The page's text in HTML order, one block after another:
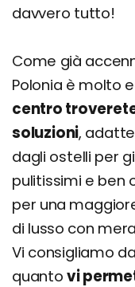
davvero tutto!
Come già
Polonia è molto
centro
soluzioni,
dagli ostelli per
pulitissimi e ben
per una
di lusso con
Vi consigliamo
quantovi